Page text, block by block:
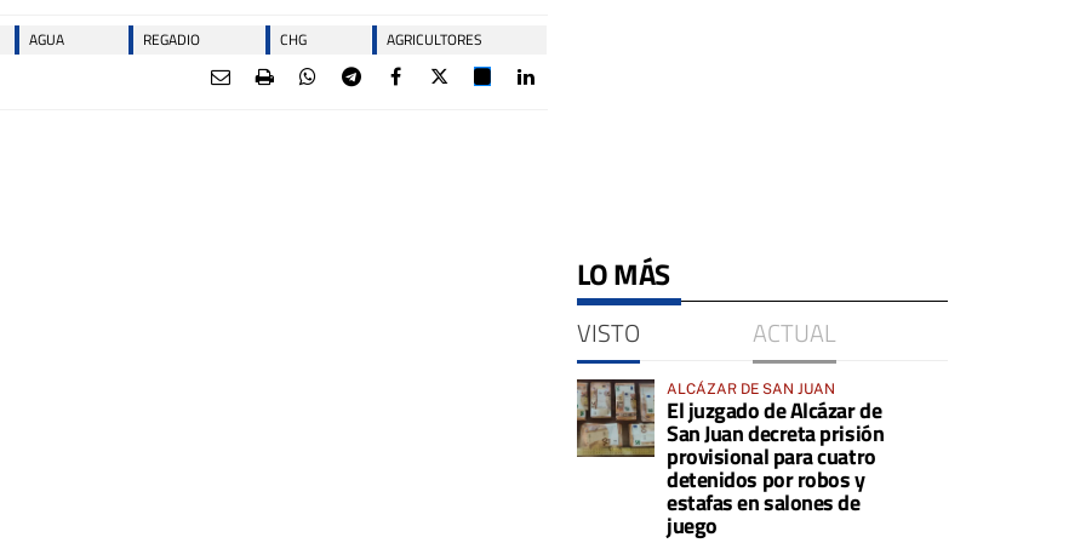
AGUA REGADIO CHG AGRICULTORES
LO MÁS
VISTO ACTUAL
ALCÁZAR DE SAN JUAN
El juzgado de Alcázar de
San Juan decreta prisión
provisional para cuatro
detenidos por robos y
estafas en salones de
juego